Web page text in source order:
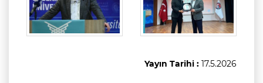
Yayın Tarihi : 17.5.2026